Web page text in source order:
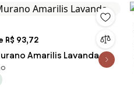
R$ 93,72
Amarilis Lavanda